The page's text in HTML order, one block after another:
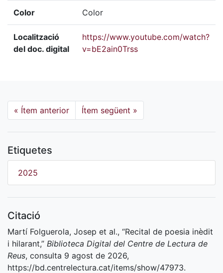
Color Color
Localització
del doc. digital
https://www.youtube.com/watch?
v=bE2ain0Trss
« Ítem anterior Ítem següent »
Etiquetes
2025
Citació
Martí Folguerola, Josep et al., “Recital de poesia inèdit
i hilarant,” Biblioteca Digital del Centre de Lectura de
Reus, consulta 9 agost de 2026,
https://bd.centrelectura.cat/items/show/47973.